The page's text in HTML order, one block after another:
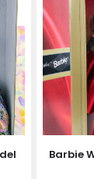
Barbie